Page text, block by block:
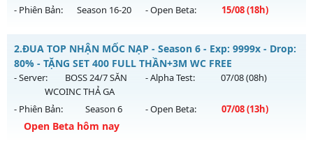
- Phiên Bản:
Season 16-20 - Open Beta: 15/08(18h)
Magnific Mu - Starter events, activity freebies
Mu mới ra tháng 08 2026 - Mở máy chủX40 Low
ngày 15/08/2626
Exp: 40x - Drop: 30%
Kiểu reset: Reset In Game
2.ĐUA TOP NHẬN MỐC NẠP - Season 6 - Exp: 9999x - Drop:
80% - TẶNG SET 400 FULL THẦN+3M WC FREE
- Server:
BOSS 24/7 SĂN
WCOINC THẢ GA
- Alpha Test: 07/08(08h)
- Phiên Bản: Season 6 - Open Beta: 07/08(13h)
Open Beta hôm nay